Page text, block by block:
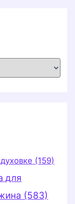
(159)
для
(583)